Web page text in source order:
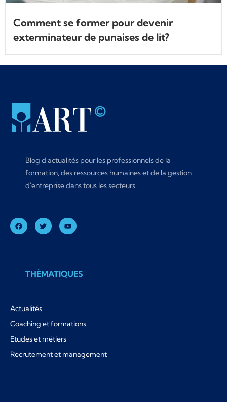
Comment se former pour devenir
exterminateur de punaises de lit?
Blog d'actualités pour les professionnels de la
formation, des ressources humaines et de la gestion
d'entreprise dans tous les secteurs.
THÈMATIQUES
Actualités
Coaching et formations
Etudes et métiers
Recrutement et management